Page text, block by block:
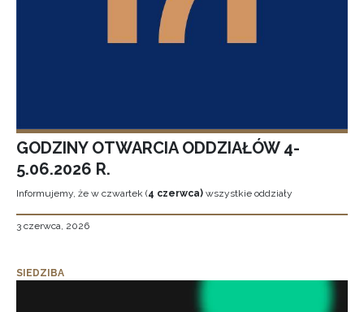
GODZINY OTWARCIA ODDZIAŁÓW 4-
5.06.2026 R.
Informujemy, że w czwartek (4 czerwca) wszystkie oddziały
3 czerwca, 2026
SIEDZIBA